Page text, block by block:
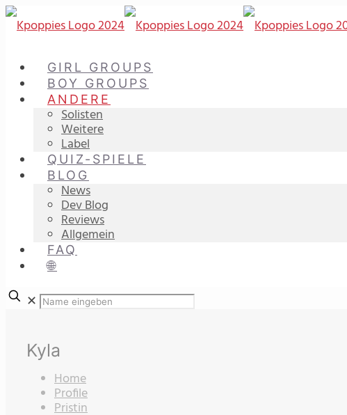
GIRL GROUPS
BOY GROUPS
ANDERE
Solisten
Weitere
Label
QUIZ-SPIELE
BLOG
News
Dev Blog
Reviews
Allgemein
FAQ
🌐
✕
Kyla
Home
Profile
Pristin